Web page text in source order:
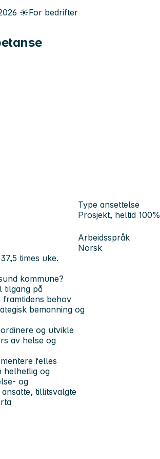
☀️For bedrifter
Type ansettelse
Prosjekt, heltid 100%
Arbeidsspråk
Norsk
times uke.
kommune?
tilgang på
behov
bemanning og
og utvikle
av helse og
felles
helhetlig og
og
tillitsvalgte